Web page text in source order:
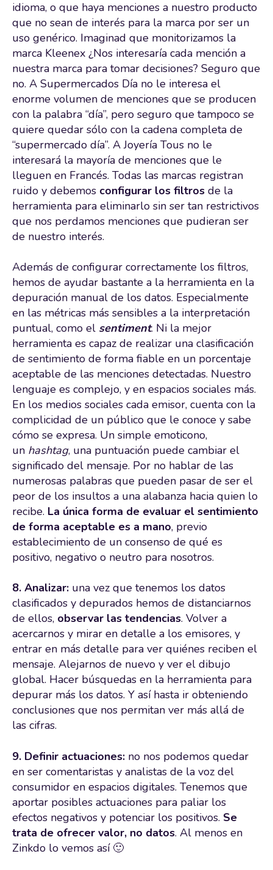
idioma, o que haya menciones a nuestro producto
que no sean de interés para la marca por ser un
uso genérico. Imaginad que monitorizamos la
marca Kleenex ¿Nos interesaría cada mención a
nuestra marca para tomar decisiones? Seguro que
no. A Supermercados Día no le interesa el
enorme volumen de menciones que se producen
con la palabra “día”, pero seguro que tampoco se
quiere quedar sólo con la cadena completa de
“supermercado día”. A Joyería Tous no le
interesará la mayoría de menciones que le
lleguen en Francés. Todas las marcas registran
ruido y debemos configurar los filtros de la
herramienta para eliminarlo sin ser tan restrictivos
que nos perdamos menciones que pudieran ser
de nuestro interés.
Además de configurar correctamente los filtros,
hemos de ayudar bastante a la herramienta en la
depuración manual de los datos. Especialmente
en las métricas más sensibles a la interpretación
puntual, como el sentiment. Ni la mejor
herramienta es capaz de realizar una clasificación
de sentimiento de forma fiable en un porcentaje
aceptable de las menciones detectadas. Nuestro
lenguaje es complejo, y en espacios sociales más.
En los medios sociales cada emisor, cuenta con la
complicidad de un público que le conoce y sabe
cómo se expresa. Un simple emoticono,
un hashtag, una puntuación puede cambiar el
significado del mensaje. Por no hablar de las
numerosas palabras que pueden pasar de ser el
peor de los insultos a una alabanza hacia quien lo
recibe. La única forma de evaluar el sentimiento
de forma aceptable es a mano, previo
establecimiento de un consenso de qué es
positivo, negativo o neutro para nosotros.
8. Analizar: una vez que tenemos los datos
clasificados y depurados hemos de distanciarnos
de ellos, observar las tendencias. Volver a
acercarnos y mirar en detalle a los emisores, y
entrar en más detalle para ver quiénes reciben el
mensaje. Alejarnos de nuevo y ver el dibujo
global. Hacer búsquedas en la herramienta para
depurar más los datos. Y así hasta ir obteniendo
conclusiones que nos permitan ver más allá de
las cifras.
9. Definir actuaciones: no nos podemos quedar
en ser comentaristas y analistas de la voz del
consumidor en espacios digitales. Tenemos que
aportar posibles actuaciones para paliar los
efectos negativos y potenciar los positivos. Se
trata de ofrecer valor, no datos. Al menos en
Zinkdo lo vemos así 🙂